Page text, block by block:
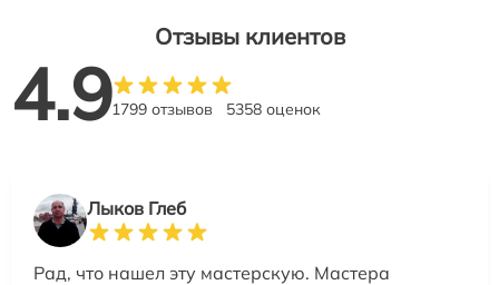
Отзывы клиентов
4.91799 отзывов 5358 оценок
Лыков Глеб
Рад, что нашел эту мастерскую. Мастера